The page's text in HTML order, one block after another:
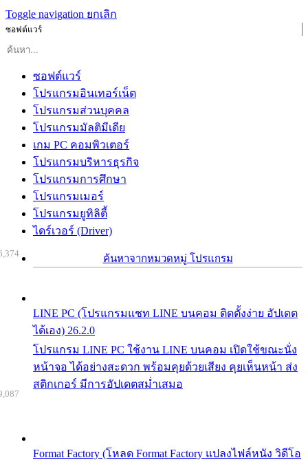
Toggle navigation ยกเลิก
ซอฟต์แวร์
ซอฟต์แวร์
โปรแกรมอินเทอร์เน็ต
โปรแกรมส่วนบุคคล
โปรแกรมมัลติมีเดีย
เกม PC คอมพิวเตอร์
โปรแกรมบริหารธุรกิจ
โปรแกรมการศึกษา
โปรแกรมเมอร์
โปรแกรมยูทิลิตี้
ไดร์เวอร์ (Driver)
ค้นหาจากหมวดหมู่ โปรแกรม
LINE PC (โปรแกรมแชท LINE บนคอม ติดตั้งง่าย อัปเดต
ได้เอง) 26.2.0
โปรแกรม LINE PC ใช้งาน LINE บนคอม เปิดใช้ขณะนั่ง
หน้าจอ ได้อย่างสะดวก พร้อมคุยด้วยเสียง คุยเห็นหน้า ส่ง
สติกเกอร์ มีการอัปเดตสม่ำเสมอ
Format Factory (โหลด Format Factory แปลงไฟล์หนัง วิดีโอ